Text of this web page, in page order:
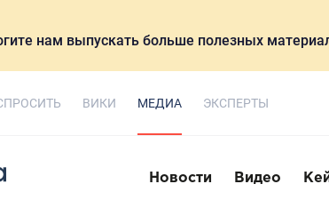
нам выпускать больше полезных
ВИКИ МЕДИА ЭКСПЕРТЫ
Новости Видео